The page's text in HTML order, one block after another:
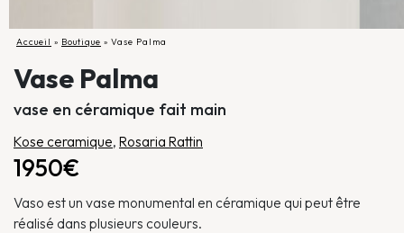
Accueil » Boutique » Vase Palma
Vase Palma
vase en céramique fait main
Kose ceramique, Rosaria Rattin
1950€
Vaso est un vase monumental en céramique qui peut être
réalisé dans plusieurs couleurs.